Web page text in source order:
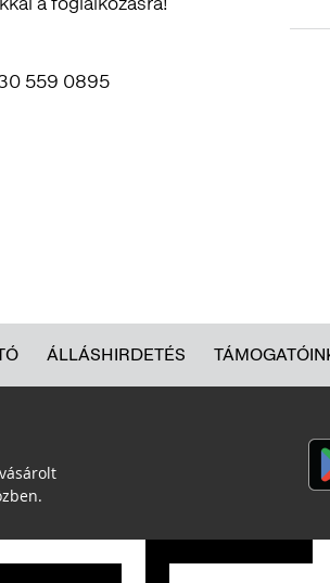
559 0895
ÁLLÁSHIRDETÉS